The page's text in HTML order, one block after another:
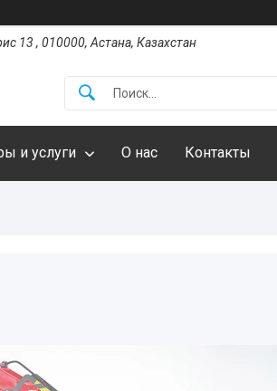
13 , 010000, Астана, Казахстан
и услуги О нас Контакты